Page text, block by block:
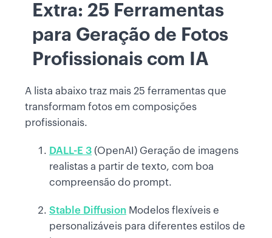
Extra: 25 Ferramentas
para Geração de Fotos
Profissionais com IA
A lista abaixo traz mais 25 ferramentas que
transformam fotos em composições
profissionais.
DALL-E 3 (OpenAI) Geração de imagens
realistas a partir de texto, com boa
compreensão do prompt.
Stable Diffusion Modelos flexíveis e
personalizáveis para diferentes estilos de